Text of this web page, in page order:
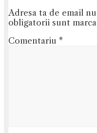
Adresa ta de email
obligatorii sunt
Comentariu *